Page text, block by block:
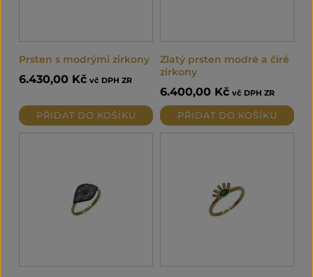
Prsten s modrými zirkony
6.430,00 Kč vč DPH ZR
PŘIDAT DO KOŠÍKU
Zlatý prsten modré a čiré
zirkony
6.400,00 Kč vč DPH ZR
PŘIDAT DO KOŠÍKU